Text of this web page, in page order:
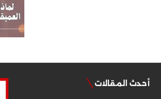
أحدث المقالات